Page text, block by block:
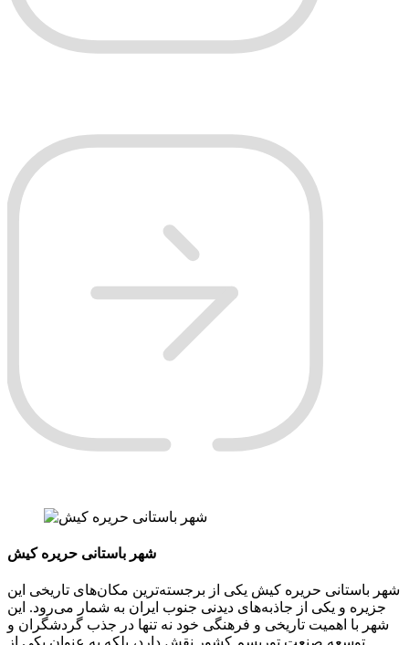
شهر باستانی حریره کیش
شهر باستانی حریره کیش یکی از برجسته‌ترین مکان‌های تاریخی این
جزیره و یکی از جاذبه‌های دیدنی جنوب ایران به شمار می‌رود. این
شهر با اهمیت تاریخی و فرهنگی خود نه تنها در جذب گردشگران و